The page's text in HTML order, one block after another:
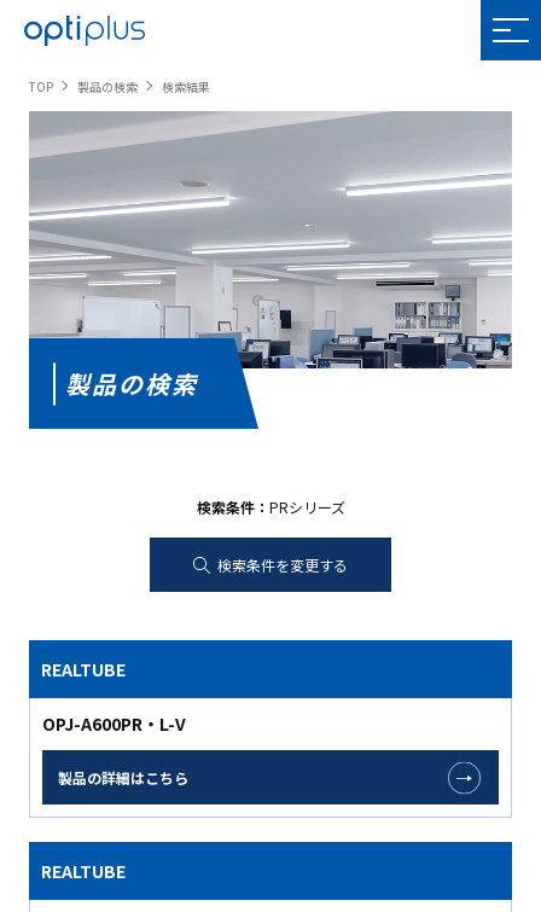
TOP 製品の検索 検索結果
製品の検索
検索条件： PRシリーズ
検索条件を変更する
REALTUBE
OPJ-A600PR・L-V
製品の詳細はこちら
REALTUBE